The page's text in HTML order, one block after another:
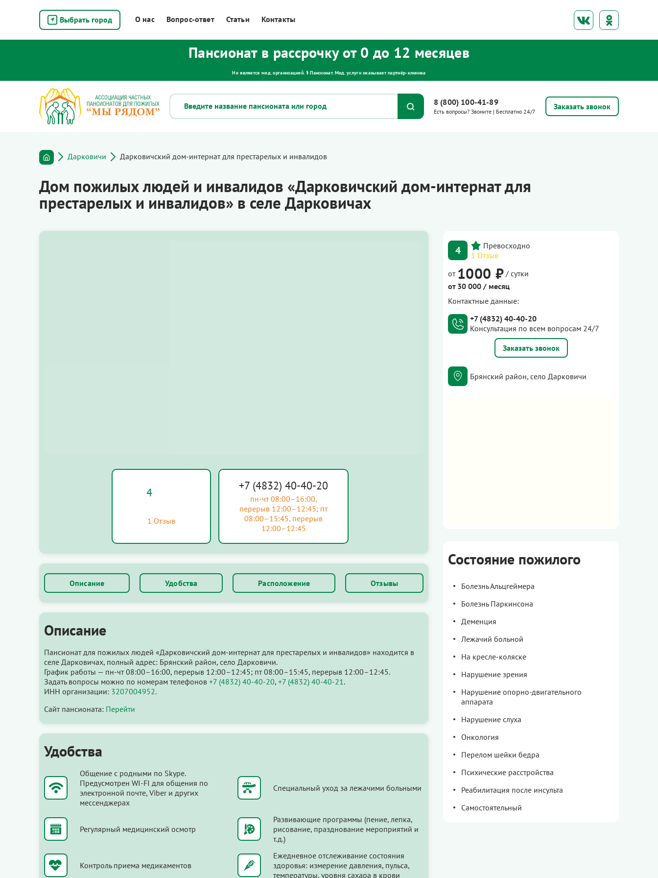
Выбрать город О нас Вопрос-ответ Статьи Контакты
Пансионат в рассрочку от 0 до 12 месяцев
Не является мед. организацией. ⚕ Пансионат. Мед. услуги оказывает партнёр‑клиника
8 (800) 100-41-89
Есть вопросы? Звоните | Бесплатно 24/7
Заказать звонок
Дарковичи Дарковичский дом-интернат для престарелых и инвалидов
Дом пожилых людей и инвалидов «Дарковичский дом-интернат для
престарелых и инвалидов» в селе Дарковичах
4
1 Отзыв
+7 (4832) 40-40-20
пн-чт 08:00–16:00,
перерыв 12:00–12:45; пт
08:00–15:45, перерыв
12:00–12:45
Описание Удобства Расположение Отзывы
Описание
Пансионат для пожилых людей «Дарковичский дом-интернат для престарелых и инвалидов» находится в
селе Дарковичах, полный адрес: Брянский район, село Дарковичи.
График работы — пн-чт 08:00–16:00, перерыв 12:00–12:45; пт 08:00–15:45, перерыв 12:00–12:45.
Задать вопросы можно по номерам телефонов +7 (4832) 40-40-20, +7 (4832) 40-40-21 .
ИНН организации: 3207004952.
Сайт пансионата: Перейти
Удобства
Общение с родными по Skype.
Предусмотрен WI-FI для общения по
электронной почте, Viber и других
мессенджерах
Специальный уход за лежачими больными
Регулярный медицинский осмотр
Развивающие программы (пение, лепка,
рисование, празднование мероприятий и
т.д.)
Контроль приема медикаментов
Ежедневное отслеживание состояния
здоровья: измерение давления, пульса,
температуры, уровня сахара в крови
4
1 Отзыв
от 1000 ₽/ сутки
от 30 000 / месяц
Контактные данные:
+7 (4832) 40-40-20
Консультация по всем вопросам 24/7
Заказать звонок
Брянский район, село Дарковичи
Состояние пожилого
Болезнь Альцгеймера
Болезнь Паркинсона
Деменция
Лежачий больной
На кресле-коляске
Нарушение зрения
Нарушение опорно-двигательного
аппарата
Нарушение слуха
Онкология
Перелом шейки бедра
Психические расстройства
Реабилитация после инсульта
Самостоятельный